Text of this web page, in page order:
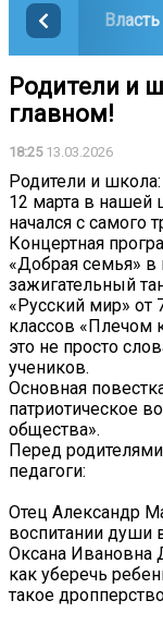
Власть
Родители и
главном!
18:2513.03.2026
Родители и
12 марта в нашей
начался с самого
Концертная
«Добрая семья» в
зажигательный
«Русский мир»
классов «Плечом
это не просто
учеников.
Основная
патриотическое
общества».
Перед
педагоги:
Отец Александр
воспитании души
Оксана Ивановна
как уберечь
такое